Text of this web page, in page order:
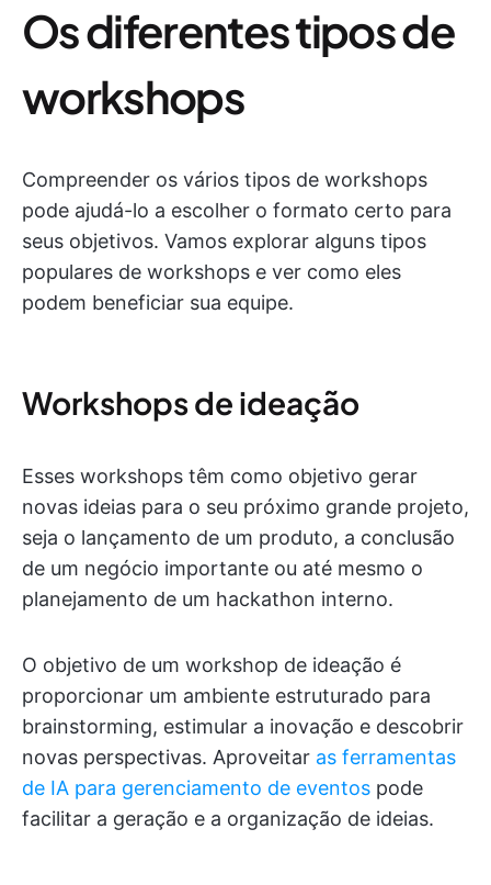
Os diferentes tipos de
workshops
Compreender os vários tipos de workshops
pode ajudá-lo a escolher o formato certo para
seus objetivos. Vamos explorar alguns tipos
populares de workshops e ver como eles
podem beneficiar sua equipe.
Workshops de ideação
Esses workshops têm como objetivo gerar
novas ideias para o seu próximo grande projeto,
seja o lançamento de um produto, a conclusão
de um negócio importante ou até mesmo o
planejamento de um hackathon interno.
O objetivo de um workshop de ideação é
proporcionar um ambiente estruturado para
brainstorming, estimular a inovação e descobrir
novas perspectivas. Aproveitar as ferramentas
de IA para gerenciamento de eventos pode
facilitar a geração e a organização de ideias.